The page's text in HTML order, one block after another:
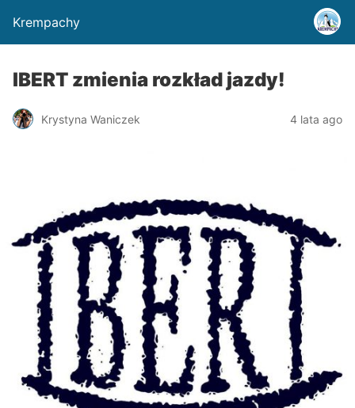
Krempachy
IBERT zmienia rozkład jazdy!
Krystyna Waniczek 4 lata ago